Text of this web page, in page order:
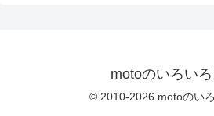
motoのいろい
© 2010-2026 motoのい